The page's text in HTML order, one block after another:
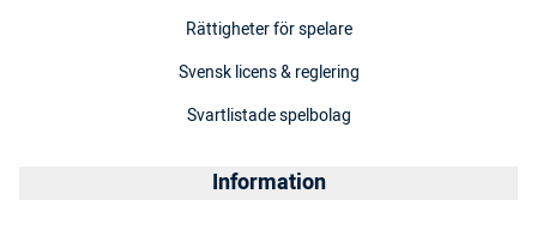
Rättigheter för spelare
Svensk licens & reglering
Svartlistade spelbolag
Information